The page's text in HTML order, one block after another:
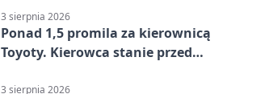
3 sierpnia 2026
Ponad 1,5 promila za kierownicą
Toyoty. Kierowca stanie przed
3 sierpnia 2026